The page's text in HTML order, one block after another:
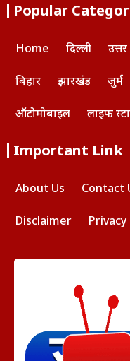
Popular
Home दिल्ली उत्तर
बिहार झारखंड जुर्म
ऑटोमोबाइल लाइफ
Important Link
About Us Contact
Disclaimer Privacy